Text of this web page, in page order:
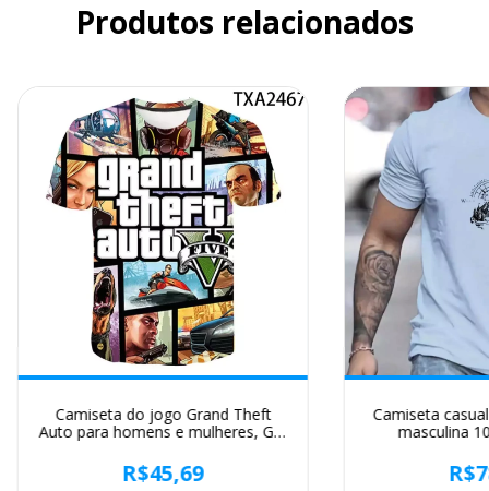
Produtos relacionados
Camiseta do jogo Grand Theft
Auto para homens e mulheres, Gta
manga curta, roupas grandes,
moda casual, homem
R$45,69
Camiseta
masculina
montanha,